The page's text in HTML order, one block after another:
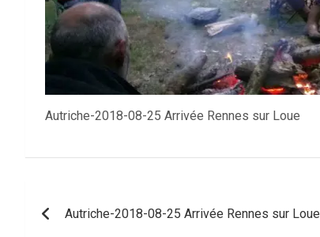
Autriche-2018-08-25 Arrivée Rennes sur Loue
de
Autriche-2018-08-25 Arrivée Rennes sur Loue